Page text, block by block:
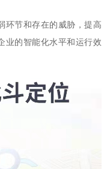
环节和存在的威胁，提高
业的智能化水平和运行效